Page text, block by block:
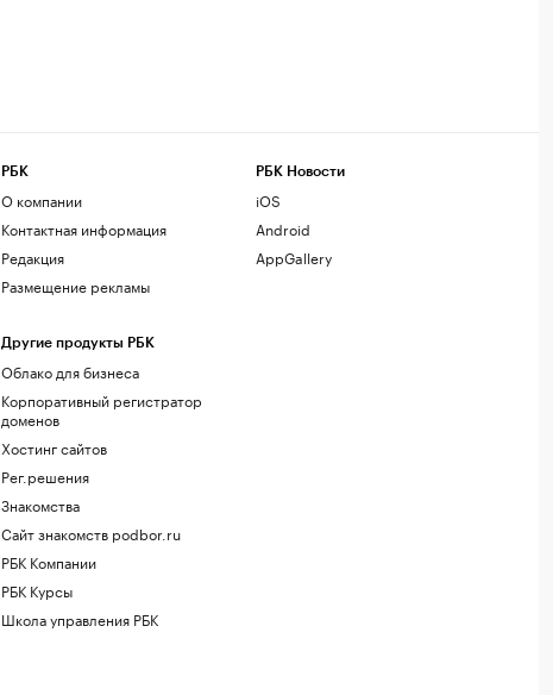
РБК
О компании
Контактная информация
Редакция
Размещение рекламы
Другие продукты РБК
Облако для бизнеса
Корпоративный регистратор
доменов
Хостинг сайтов
Рег.решения
Знакомства
Сайт знакомств podbor.ru
РБК Компании
РБК Курсы
Школа управления РБК
РБК Новости
iOS
Android
AppGallery